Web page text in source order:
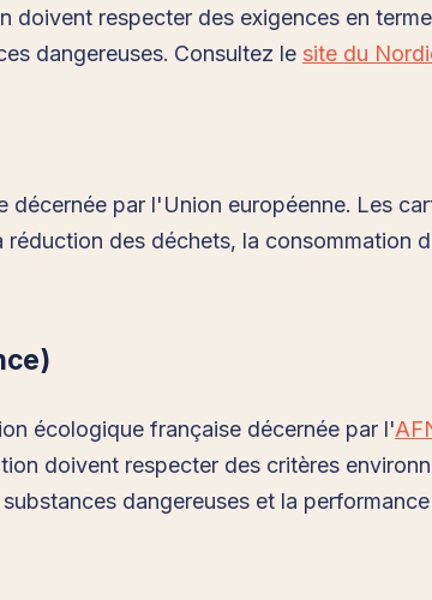
respecter des exigences en
dangereuses. Consultez le site du
décernée par l'Union européenne. Les
des déchets, la consommation
écologique française décernée par l'
doivent respecter des critères
dangereuses et la